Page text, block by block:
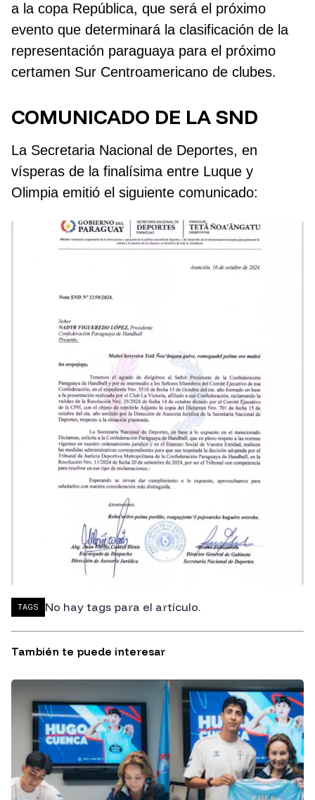
a la copa República, que será el próximo
evento que determinará la clasificación de la
representación paraguaya para el próximo
certamen Sur Centroamericano de clubes.
COMUNICADO DE LA SND
La Secretaria Nacional de Deportes, en
vísperas de la finalísima entre Luque y
Olimpia emitió el siguiente comunicado:
TAGS No hay tags para el artículo.
También te puede interesar